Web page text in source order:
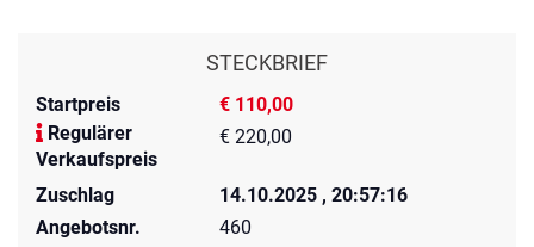
STECKBRIEF
Startpreis
€ 110,00
Regulärer
Verkaufspreis
€ 220,00
Zuschlag
14.10.2025 , 20:57:16
Angebotsnr.
460